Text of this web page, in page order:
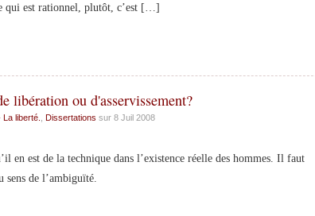
qui est rationnel, plutôt, c’est […]
libération ou d'asservissement?
liberté. Dissertations sur 8 Juil 2008
est de la technique dans l’existence réelle des hommes. Il faut
sens de l’ambiguïté.